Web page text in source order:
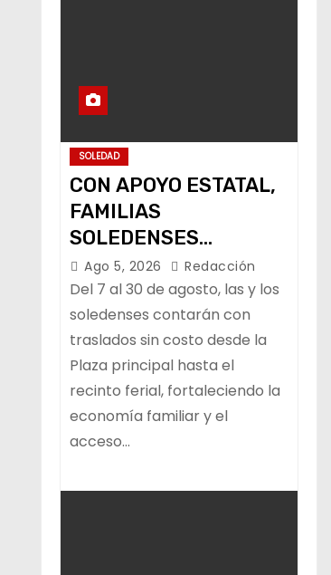
SOLEDAD
CON APOYO ESTATAL,
FAMILIAS
SOLEDENSES
CONTARÁN CON
TRANSPORTE
GRATUITO A LA
FENAPO
Ago 5, 2026 Redacción
Del 7 al 30 de agosto, las y los
soledenses contarán con
traslados sin costo desde la
Plaza principal hasta el
recinto ferial, fortaleciendo la
economía familiar y el
acceso…